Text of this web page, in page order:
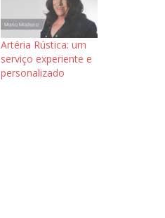
Artéria Rústica: um
serviço experiente e
personalizado